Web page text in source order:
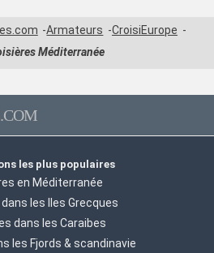
Armateurs
CroisiEurope
Méditerranée
les plus populaires
en Méditerranée
les Iles Grecques
dans les Caraibes
les Fjords & scandinavie